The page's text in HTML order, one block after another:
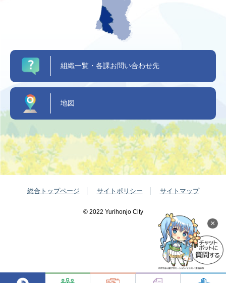
×
組織一覧・各課お問い合わせ先
地図
総合トップページ サイトポリシー サイトマップ
©️ 2022 Yurihonjo City